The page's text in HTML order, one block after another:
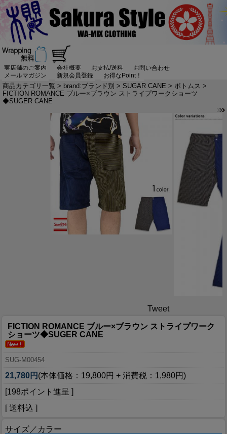
実店舗のご案内 会社概要 お支払/送料
お問い合わせ
メールマガジン
新規会員登録 お得なPoint！
商品カテゴリ一覧 > brand:ブランド別 > SUGAR CANE > ボトムス >
FICTION ROMANCE ブルー×ブラウン ストライプワークショーツ
◆SUGER CANE
Tweet
FICTION ROMANCE ブルー×ブラウン ストライプワーク
ショーツ◆SUGER CANE
SUG-M00454
21,780円 (本体価格：19,800円 + 消費税：1,980円)
[198ポイント進呈 ]
[ 送料込 ]
サイズ／カラー